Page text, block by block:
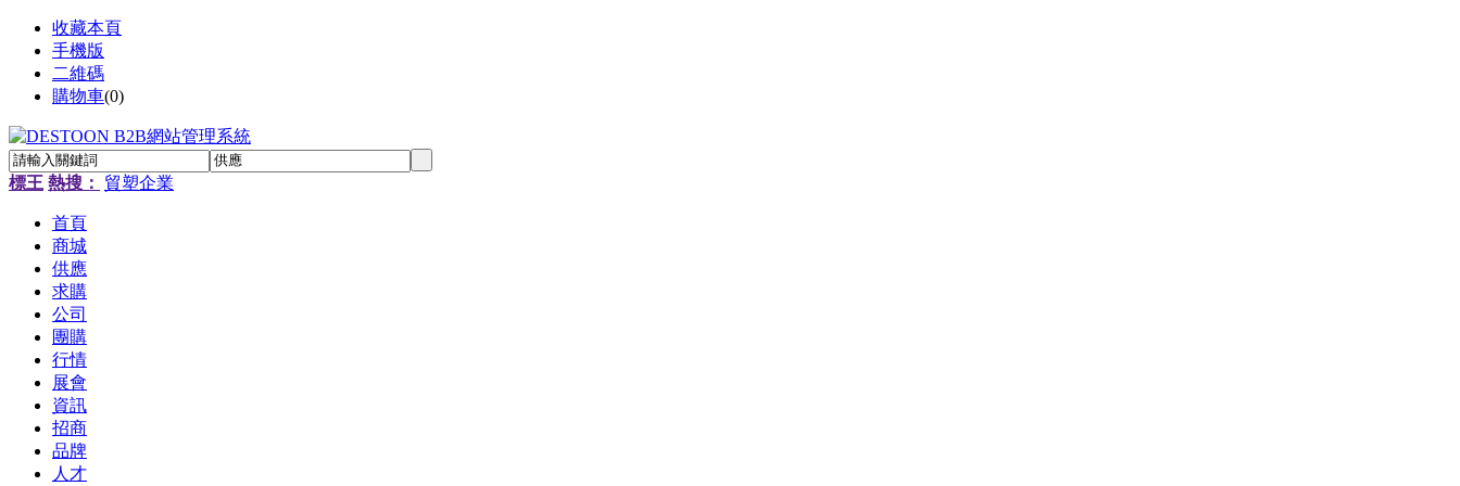
收藏本頁
手機版
二維碼
購物車(0)
標王 熱搜： 貿塑企業
首頁
商城
供應
求購
公司
團購
行情
展會
資訊
招商
品牌
人才